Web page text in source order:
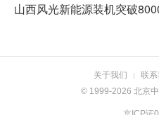
山西风光新能源装机突破
关于我们 | 联系
© 1999-2026 北京